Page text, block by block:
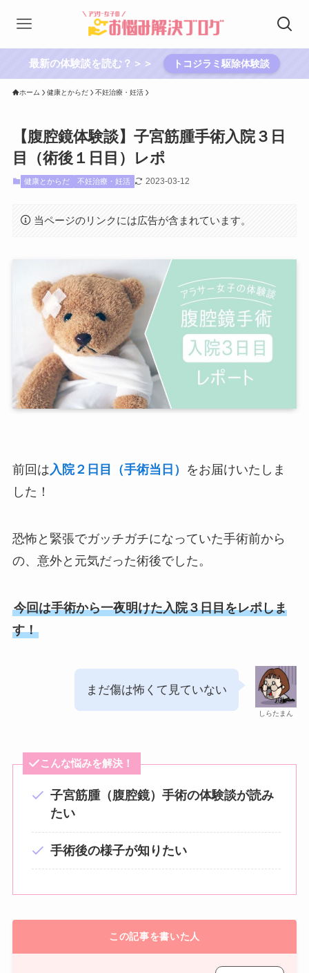
最新の体験談を読む？＞＞ トコジラミ駆除体験談
ホーム 健康とからだ 不妊治療・妊活
【腹腔鏡体験談】子宮筋腫手術入院３日
目（術後１日目）レポ
健康とからだ 不妊治療・妊活 2023-03-12
当ページのリンクには広告が含まれています。
前回は入院２日目（手術当日）
をお届けいたしま
した！
恐怖と緊張でガッチガチになっていた手術前から
の、意外と元気だった術後でした。
今回は手術から一夜明けた入院３日目をレポしま
す！
しらたまん
まだ傷は怖くて見ていない
こんな悩みを解決！
子宮筋腫（腹腔鏡）手術の体験談が読み
たい
手術後の様子が知りたい
この記事を書いた人